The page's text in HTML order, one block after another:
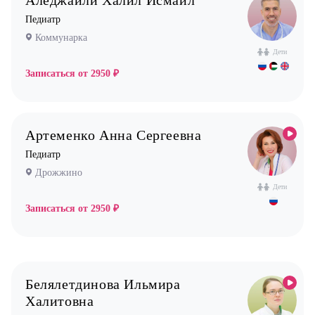
Дерматолог
Кардиолог детский
Маммолог
Нефролог
Ортопед
Оториноларинголог (лор)
Психиатр
Психолог
Дрожжино
Жулебино
Кузьминки
Дети
Педиатр
Коммунарка
Записаться от 2950 ₽
Дети
Артеменко Анна Сергеевна
Педиатр
Дрожжино
Записаться от 2950 ₽
Белялетдинова Ильмира
Халитовна